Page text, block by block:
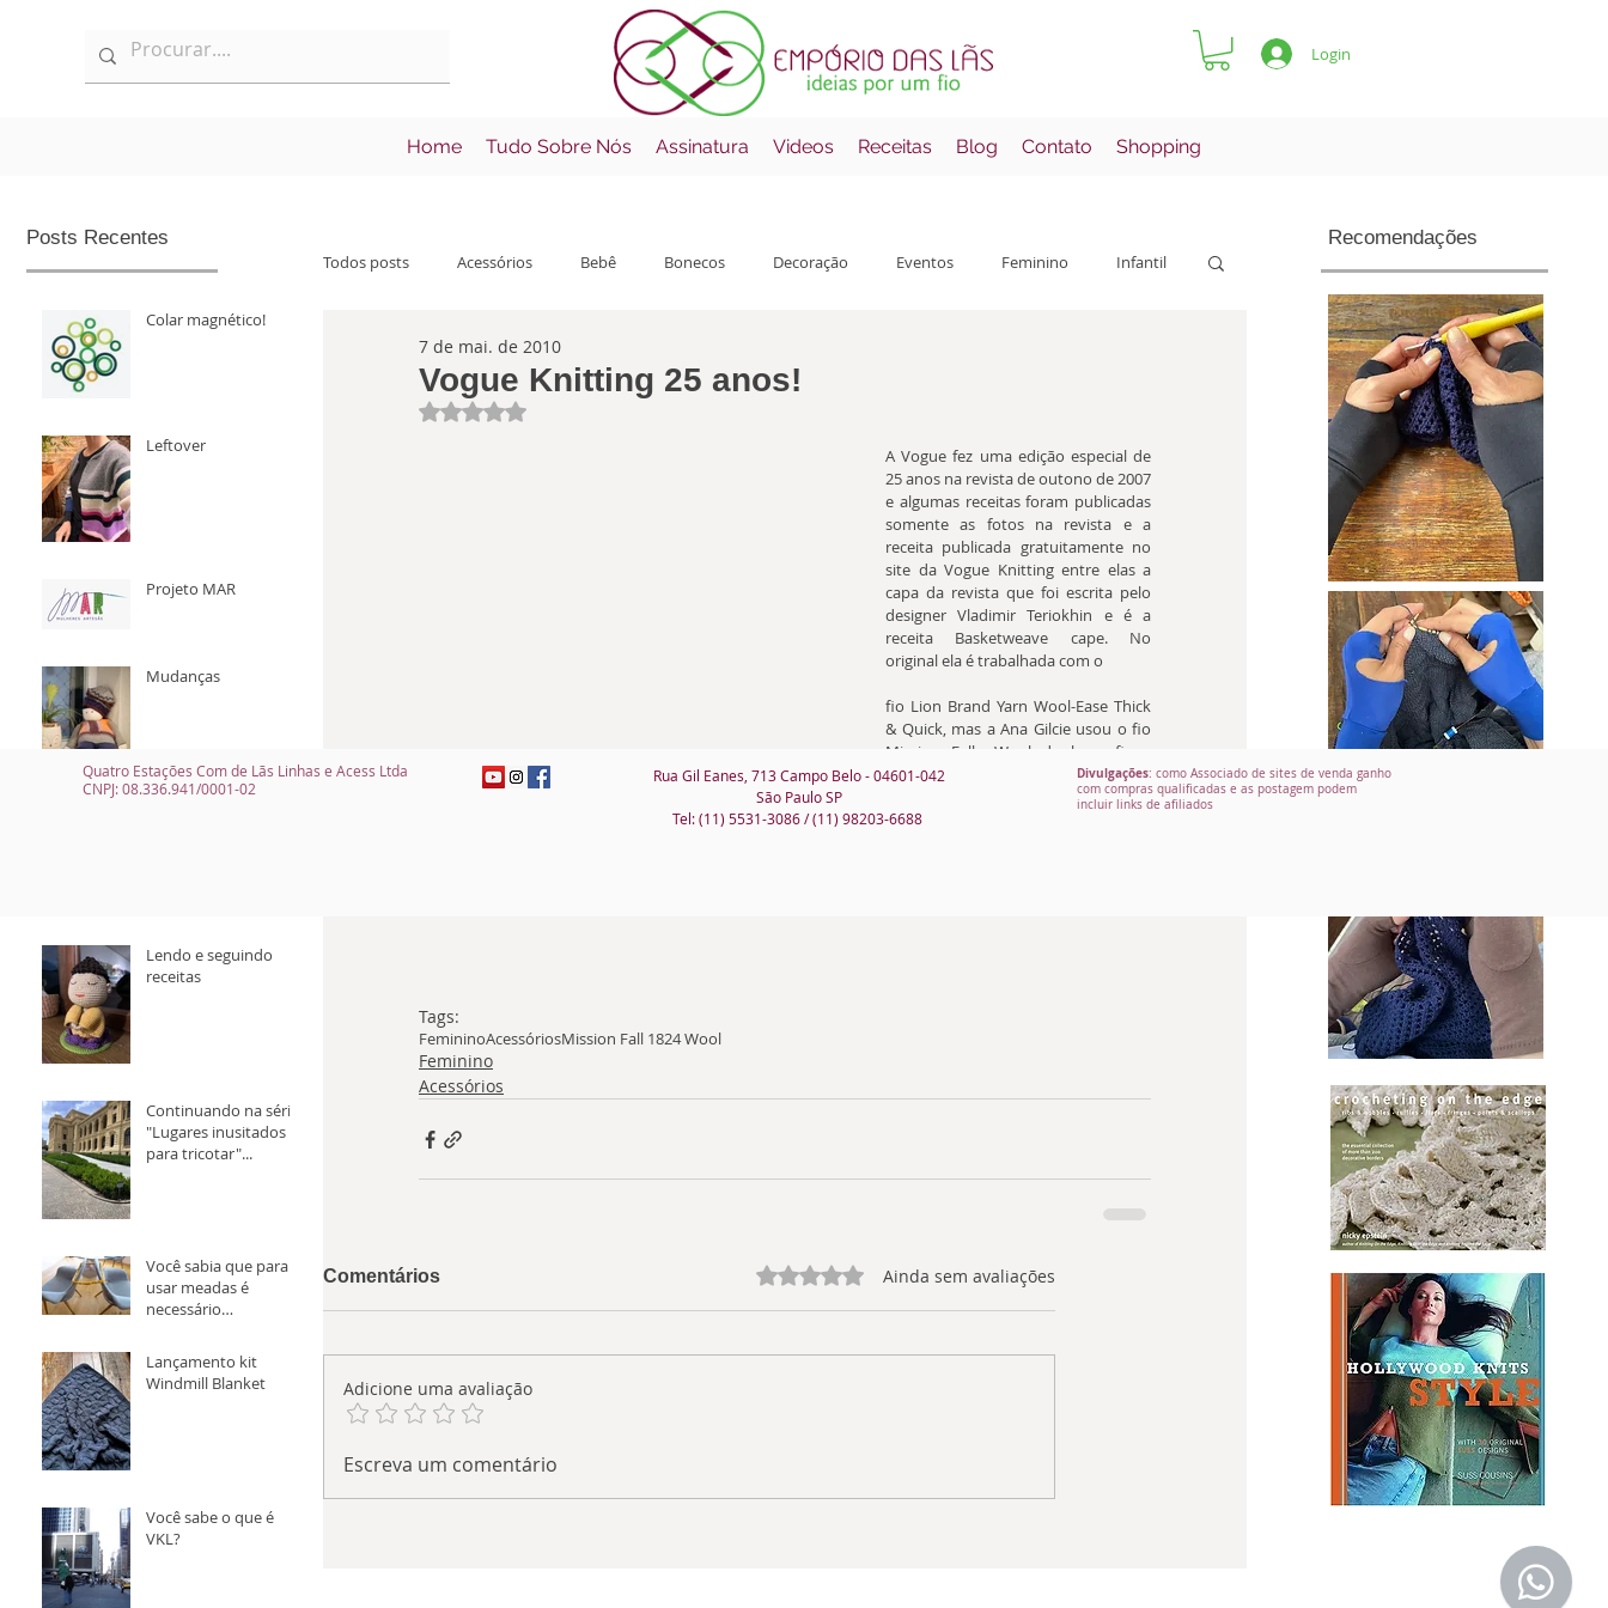
Login
Home Tudo Sobre Nós Assinatura Videos Receitas Blog Contato Shopping
Posts Recentes
Colar magnético!
Leftover
Projeto MAR
Mudanças
Lendo e seguindo
receitas
Continuando na série
"Lugares inusitados
para tricotar"...
Você sabia que para
usar meadas é
necessário
novelo antes?
Lançamento kit
Windmill Blanket
Você sabe o que é
VKL?
Todos posts Acessórios Bebê Bonecos Decoração Eventos Feminino Infantil
Informações Lançamentos
Vogue Knitting 25 anos!
7 de mai. de 2010
Avaliado com NaN de 5 estrelas.
A Vogue fez uma edição especial de
25 anos na revista de outono de 2007
e algumas receitas foram publicadas
somente as fotos na revista e a
receita publicada gratuitamente no
site da Vogue Knitting entre elas a
capa da revista que foi escrita pelo
designer Vladimir Teriokhin e é a
receita Basketweave cape. No
original ela é trabalhada com o
fio Lion Brand Yarn Wool-Ease Thick
& Quick, mas a Ana Gilcie usou o fio
Mission Falls Wool duplo e ficou
como diz a receita "Charming"!
Tags:
FemininoAcessóriosMission Fall 1824 Wool
Feminino
Acessórios
Comentários Avaliado com 0 de 5 estrelas.Ainda sem avaliações
Adicione uma avaliação
Escreva um comentário
Recomendações
Quatro Estações Com de Lãs Linhas e Acess Ltda
CNPJ: 08.336.941/0001-02
Rua Gil Eanes, 713 Campo Belo - 04601-042
São Paulo SP
Tel: (11) 5531-3086 / (11) 98203-6688
Divulgações: como Associado de sites de venda ganho
com compras qualificadas e as postagem podem
incluir links de afiliados